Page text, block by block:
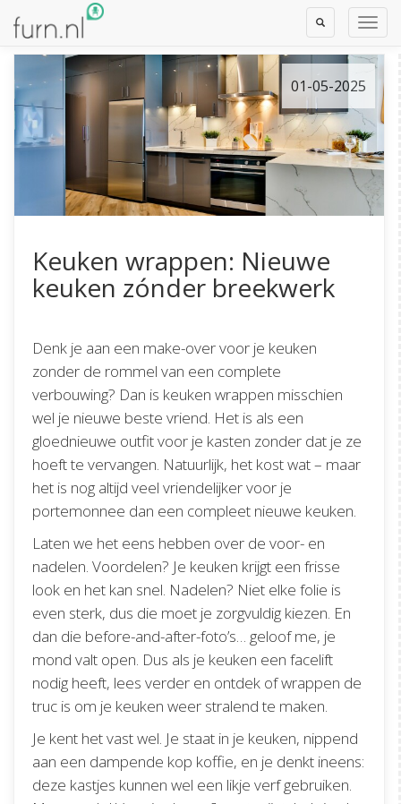
Toggle
Search
Keuken wrappen: Nieuwe
keuken zónder breekwerk
01-05-2025
Denk je aan een make-over voor je keuken
zonder de rommel van een complete
verbouwing? Dan is keuken wrappen misschien
wel je nieuwe beste vriend. Het is als een
gloednieuwe outfit voor je kasten zonder dat je ze
hoeft te vervangen. Natuurlijk, het kost wat – maar
het is nog altijd veel vriendelijker voor je
portemonnee dan een compleet nieuwe keuken.
Laten we het eens hebben over de voor- en
nadelen. Voordelen? Je keuken krijgt een frisse
look en het kan snel. Nadelen? Niet elke folie is
even sterk, dus die moet je zorgvuldig kiezen. En
dan die before-and-after-foto’s… geloof me, je
mond valt open. Dus als je keuken een facelift
nodig heeft, lees verder en ontdek of wrappen de
truc is om je keuken weer stralend te maken.
Je kent het vast wel. Je staat in je keuken, nippend
aan een dampende kop koffie, en je denkt ineens:
deze kastjes kunnen wel een likje verf gebruiken.